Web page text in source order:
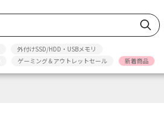
外付けSSD/HDD・USBメモリ
ゲーミング＆アウトレットセール 新着商品